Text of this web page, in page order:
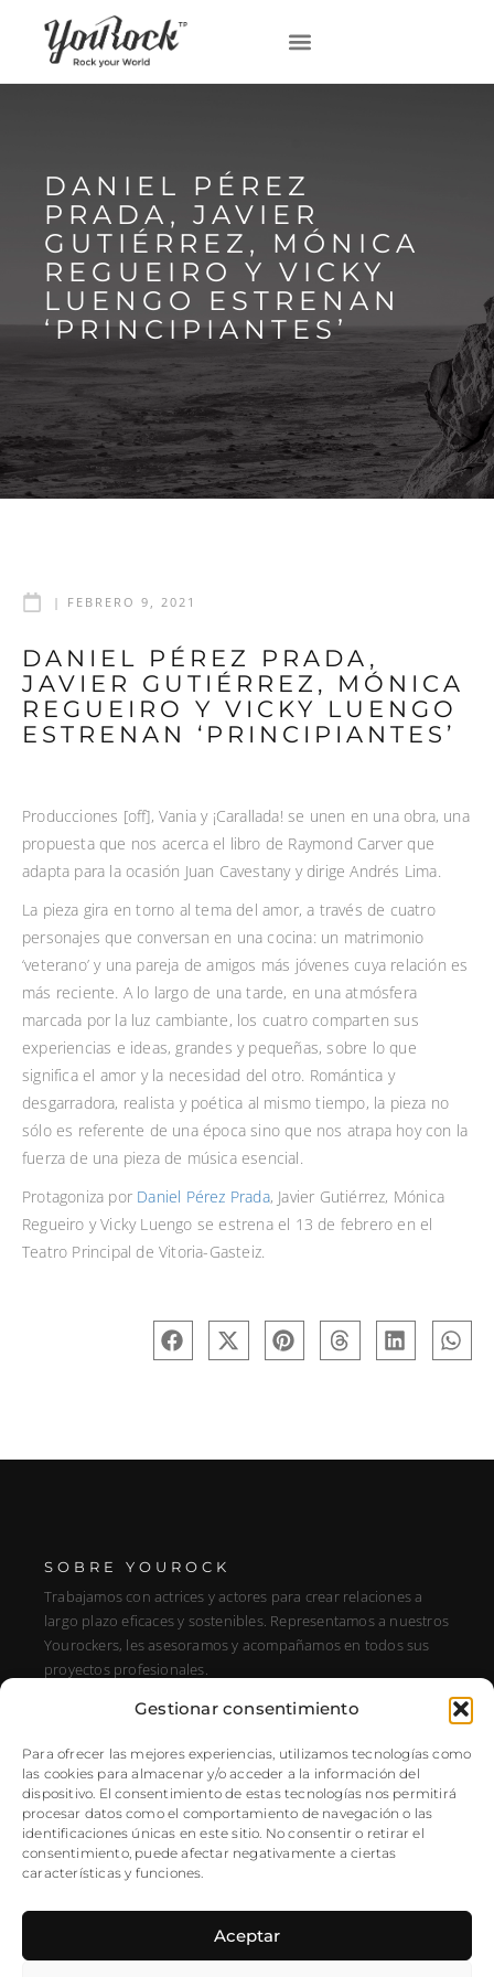
Gestionar consentimiento
Para ofrecer las mejores experiencias, utilizamos tecnologías como
las cookies para almacenar y/o acceder a la información del
dispositivo. El consentimiento de estas tecnologías nos permitirá
procesar datos como el comportamiento de navegación o las
identificaciones únicas en este sitio. No consentir o retirar el
consentimiento, puede afectar negativamente a ciertas
características y funciones.
Aceptar
DANIEL PÉREZ
PRADA, JAVIER
GUTIÉRREZ, MÓNICA
REGUEIRO Y VICKY
LUENGO ESTRENAN
‘PRINCIPIANTES’
| FEBRERO 9, 2021
DANIEL PÉREZ PRADA,
JAVIER GUTIÉRREZ, MÓNICA
REGUEIRO Y VICKY LUENGO
ESTRENAN ‘PRINCIPIANTES’
Producciones [off], Vania y ¡Carallada! se unen en una obra, una
propuesta que nos acerca el libro de Raymond Carver que
adapta para la ocasión Juan Cavestany y dirige Andrés Lima.
La pieza gira en torno al tema del amor, a través de cuatro
personajes que conversan en una cocina: un matrimonio
‘veterano’ y una pareja de amigos más jóvenes cuya relación es
más reciente. A lo largo de una tarde, en una atmósfera
marcada por la luz cambiante, los cuatro comparten sus
experiencias e ideas, grandes y pequeñas, sobre lo que
significa el amor y la necesidad del otro. Romántica y
desgarradora, realista y poética al mismo tiempo, la pieza no
sólo es referente de una época sino que nos atrapa hoy con la
fuerza de una pieza de música esencial.
Protagoniza por Daniel Pérez Prada, Javier Gutiérrez, Mónica
Regueiro y Vicky Luengo se estrena el 13 de febrero en el
Teatro Principal de Vitoria-Gasteiz.
SOBRE YOUROCK
Trabajamos con actrices y actores para crear relaciones a
largo plazo eficaces y sostenibles. Representamos a nuestros
Yourockers, les asesoramos y acompañamos en todos sus
proyectos profesionales.
DIRECCIÓN
SÍGUENOS
Instagram
NEWSLETTER